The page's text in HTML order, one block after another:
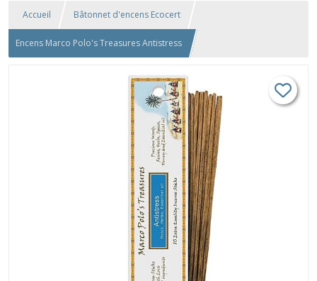
Accueil Bâtonnet d'encens Ecocert
Encens Marco Polo's Treasures Antistress